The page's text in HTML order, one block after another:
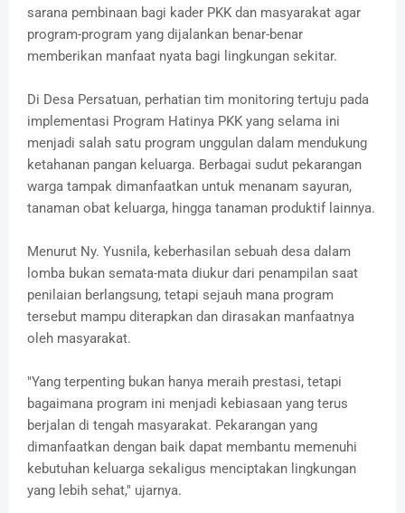
sarana pembinaan bagi kader PKK dan masyarakat agar
program-program yang dijalankan benar-benar
memberikan manfaat nyata bagi lingkungan sekitar.
Di Desa Persatuan, perhatian tim monitoring tertuju pada
implementasi Program Hatinya PKK yang selama ini
menjadi salah satu program unggulan dalam mendukung
ketahanan pangan keluarga. Berbagai sudut pekarangan
warga tampak dimanfaatkan untuk menanam sayuran,
tanaman obat keluarga, hingga tanaman produktif lainnya.
Menurut Ny. Yusnila, keberhasilan sebuah desa dalam
lomba bukan semata-mata diukur dari penampilan saat
penilaian berlangsung, tetapi sejauh mana program
tersebut mampu diterapkan dan dirasakan manfaatnya
oleh masyarakat.
"Yang terpenting bukan hanya meraih prestasi, tetapi
bagaimana program ini menjadi kebiasaan yang terus
berjalan di tengah masyarakat. Pekarangan yang
dimanfaatkan dengan baik dapat membantu memenuhi
kebutuhan keluarga sekaligus menciptakan lingkungan
yang lebih sehat," ujarnya.